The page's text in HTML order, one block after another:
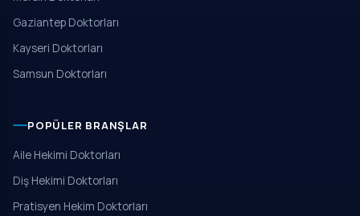
Gaziantep Doktorları
Kayseri Doktorları
Samsun Doktorları
POPÜLER BRANŞLAR
Aile Hekimi Doktorları
Diş Hekimi Doktorları
Pratisyen Hekim Doktorları